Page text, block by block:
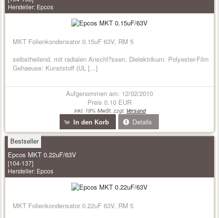
Hersteller: Epcos
MKT Folienkondensator 0.15uF 63V, RM 5
selbstheilend, mit radialen Anschl?ssen. Dielektrikum: Polyester-Film
Gehaeuse: Kunststoff (UL [...]
Aufgenommen am: 12/02/2010
Preis 0.10 EUR
inkl. 19% MwSt. zzgl. Versand
In den Korb Details
Bestseller
Epcos MKT 0.22uF/63V
[104-137]
Hersteller: Epcos
MKT Folienkondensator 0.22uF 63V, RM 5